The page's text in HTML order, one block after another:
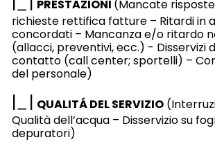
PRESTAZIONI (Mancate
richieste rettifica fatture – Ritardi in
concordati – Mancanza e/o ritardo
(allacci, preventivi, ecc.) - Disservizi
contatto (call center; sportelli) –
del personale)
| | QUALITÁ DEL SERVIZIO
Qualità dell’acqua – Disservizio su
depuratori)